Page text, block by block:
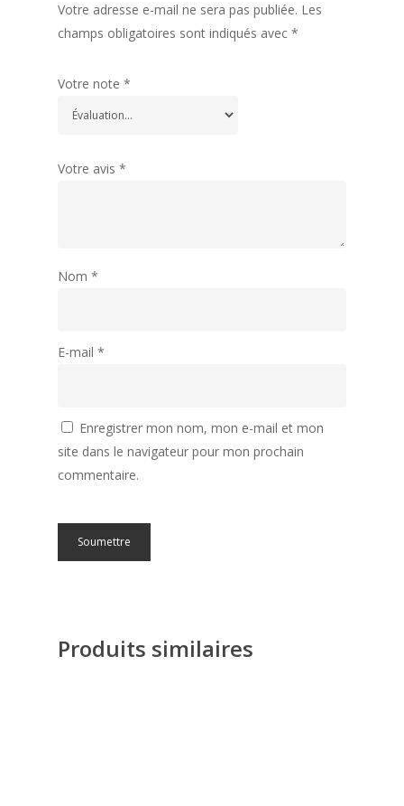
Votre adresse e-mail ne sera pas publiée. Les
champs obligatoires sont indiqués avec *
Votre note *
Votre avis *
Nom *
E-mail *
Enregistrer mon nom, mon e-mail et mon
site dans le navigateur pour mon prochain
commentaire.
Produits similaires